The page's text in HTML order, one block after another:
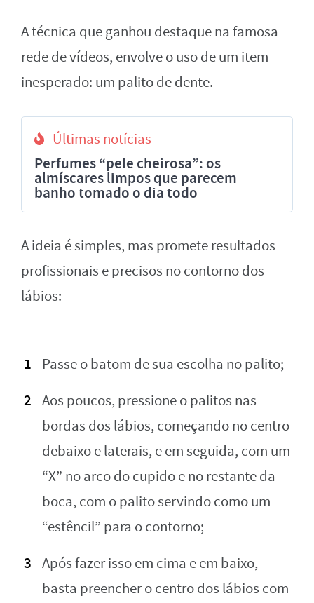
A técnica que ganhou destaque na famosa
rede de vídeos, envolve o uso de um item
inesperado: um palito de dente.
Últimas notícias
Perfumes “pele cheirosa”: os
almíscares limpos que parecem
banho tomado o dia todo
A ideia é simples, mas promete resultados
profissionais e precisos no contorno dos
lábios:
Passe o batom de sua escolha no palito;
Aos poucos, pressione o palitos nas
bordas dos lábios, começando no centro
debaixo e laterais, e em seguida, com um
“X” no arco do cupido e no restante da
boca, com o palito servindo como um
“estêncil” para o contorno;
Após fazer isso em cima e em baixo,
basta preencher o centro dos lábios com